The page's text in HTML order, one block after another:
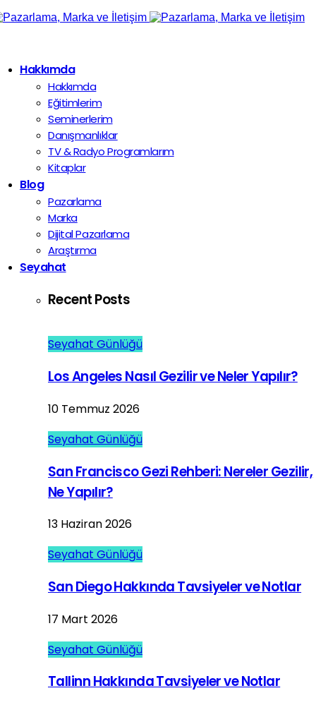
Hakkımda
Hakkımda
Eğitimlerim
Seminerlerim
Danışmanlıklar
TV & Radyo Programlarım
Kitaplar
Blog
Pazarlama
Marka
Dijital Pazarlama
Araştırma
Seyahat
Recent Posts
Seyahat Günlüğü
Los Angeles Nasıl Gezilir ve Neler Yapılır?
10 Temmuz 2026
Seyahat Günlüğü
San Francisco Gezi Rehberi: Nereler Gezilir,
Ne Yapılır?
13 Haziran 2026
Seyahat Günlüğü
San Diego Hakkında Tavsiyeler ve Notlar
17 Mart 2026
Seyahat Günlüğü
Tallinn Hakkında Tavsiyeler ve Notlar